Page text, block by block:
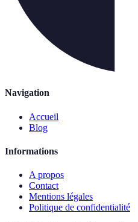
Navigation
Accueil
Blog
Informations
A propos
Contact
Mentions légales
Politique de confidentialité